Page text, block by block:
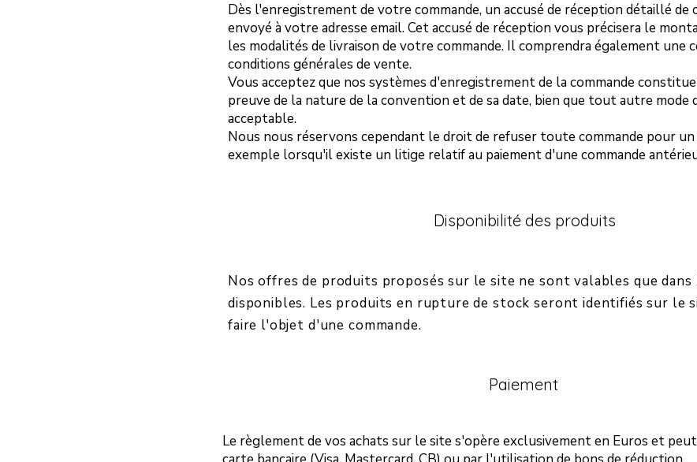
Dès l'enregistrement de votre commande, un accusé de réception détaillé de
envoyé à votre adresse email. Cet accusé de réception vous précisera le
les modalités de livraison de votre commande. Il comprendra également une
conditions générales de vente.
Vous acceptez que nos systèmes d'enregistrement de la commande
preuve de la nature de la convention et de sa date, bien que tout autre mode
acceptable.
Nous nous réservons cependant le droit de refuser toute commande pour
exemple lorsqu'il existe un litige relatif au paiement d'une commande
Disponibilité des produits
Nos offres de produits proposés sur le site ne sont valables que
disponibles. Les produits en rupture de stock seront identifiés sur le
faire l'objet d'une commande.
Paiement
Le règlement de vos achats sur le site s'opère exclusivement en Euros et